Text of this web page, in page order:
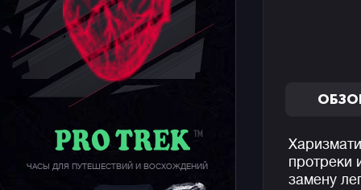
ЧАСЫ ДЛЯ ПУТЕШЕСТВИЙ И ВОСХОЖДЕНИЙ
протреки
замену